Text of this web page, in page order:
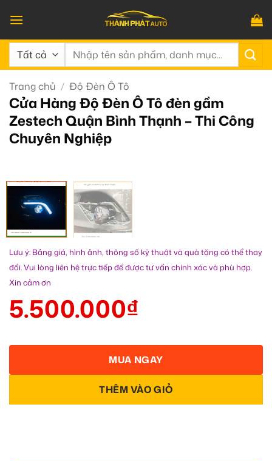
qua
nội
dung
Tìm
Trang chủ / Độ Đèn Ô Tô
Cửa Hàng Độ Đèn Ô Tô đèn gầm
Zestech Quận Bình Thạnh – Thi Công
Chuyên Nghiệp
Lưu ý: Bảng giá, hình ảnh, thông số kỹ thuật và quà tặng có thể thay
đổi. Vui lòng liên hệ trực tiếp để được tư vấn chính xác và phù hợp.
Xin cảm ơn
5.500.000₫
THÊM VÀO GIỎ
MUA NGAY